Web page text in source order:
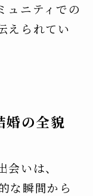
ュニティでの
えられてい
婚の全貌
いは、
な瞬間から